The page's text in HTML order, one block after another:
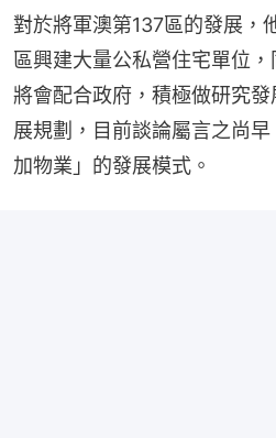
對於將軍澳第137區的發展，
區興建大量公私營住宅單位
將會配合政府，積極做研究
展規劃，目前談論屬言之尚
加物業」的發展模式。